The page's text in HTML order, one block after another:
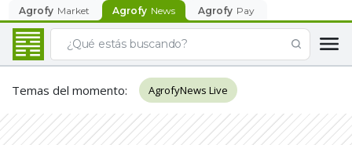
Agrofy Market Agrofy News Agrofy Pay
Temas del momento: AgrofyNews Live